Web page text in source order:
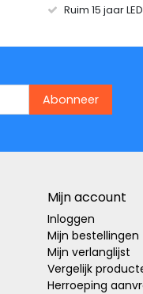
Ruim 15 jaar
Abonneer
Mijn account
Inloggen
Mijn bestellingen
Mijn verlanglijst
Vergelijk
Herroeping